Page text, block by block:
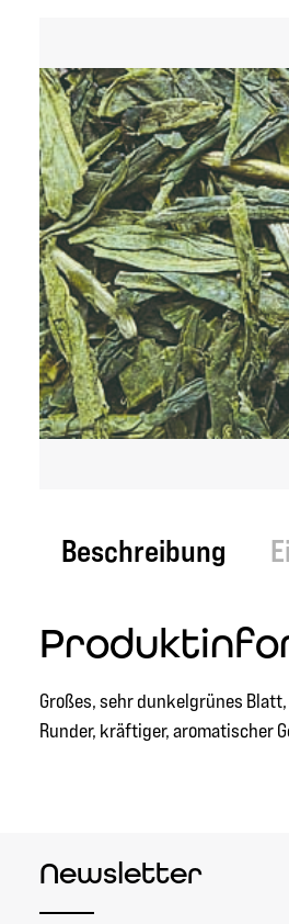
Beschreibung
Großes, sehr dunkelgrünes
Runder, kräftiger, aromatischer
Newsletter